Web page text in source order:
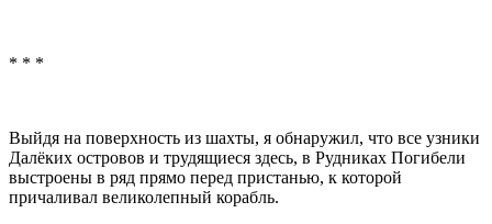
* * *
Выйдя на поверхность из шахты, я обнаружил, что все узники
Далёких островов и трудящиеся здесь, в Рудниках Погибели
выстроены в ряд прямо перед пристанью, к которой
причаливал великолепный корабль.